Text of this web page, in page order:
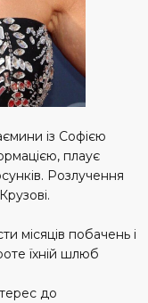
із Софією
плаує
Розлучення
місяців побачень і
їхній шлюб
до